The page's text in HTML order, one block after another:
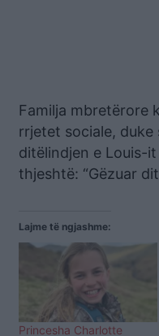
Familja mbretërore
rrjetet sociale,
ditëlindjen e Louis-
thjeshtë: “Gëzuar
Lajme të ngjashme:
Princesha Charlotte